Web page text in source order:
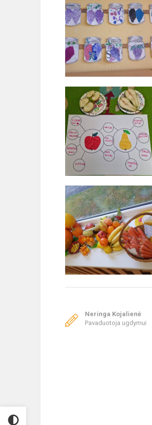
Neringa Kojalienė
Pavaduotoja ugdymui